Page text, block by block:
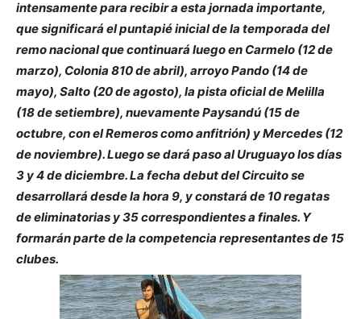
intensamente para recibir a esta jornada importante,
que significará el puntapié inicial de la temporada del
remo nacional que continuará luego en Carmelo (12 de
marzo), Colonia 810 de abril), arroyo Pando (14 de
mayo), Salto (20 de agosto), la pista oficial de Melilla
(18 de setiembre), nuevamente Paysandú (15 de
octubre, con el Remeros como anfitrión) y Mercedes (12
de noviembre). Luego se dará paso al Uruguayo los días
3 y 4 de diciembre. La fecha debut del Circuito se
desarrollará desde la hora 9, y constará de 10 regatas
de eliminatorias y 35 correspondientes a finales. Y
formarán parte de la competencia representantes de 15
clubes.